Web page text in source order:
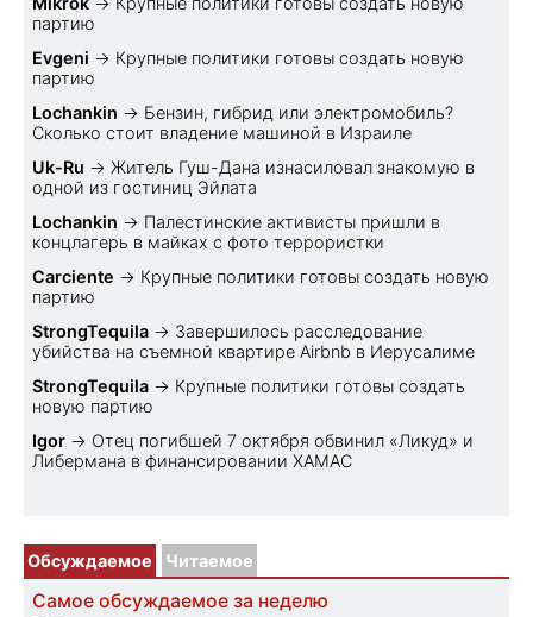
партию
Evgeni → Крупные политики готовы создать новую
партию
Lochankin → Бензин, гибрид или электромобиль?
Cколько стоит владение машиной в Израиле
Uk-Ru → Житель Гуш-Дана изнасиловал знакомую в
одной из гостиниц Эйлата
Lochankin → Палестинские активисты пришли в
концлагерь в майках с фото террористки
Carciente → Крупные политики готовы создать новую
партию
StrongTequila → Завершилось расследование
убийства на съемной квартире Airbnb в Иерусалиме
StrongTequila → Крупные политики готовы создать
новую партию
Igor → Отец погибшей 7 октября обвинил «Ликуд» и
Либермана в финансировании ХАМАС
Обсуждаемое Читаемое
Самое обсуждаемое за неделю